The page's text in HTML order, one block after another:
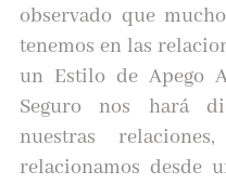
observado que
tenemos en las
un Estilo de Apego
Seguro nos hará
nuestras
relacionamos desde